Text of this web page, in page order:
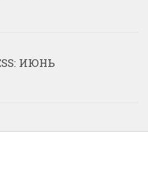
ИЮНЬ